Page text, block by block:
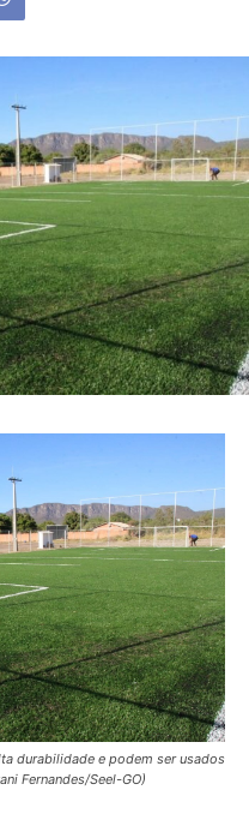
durabilidade e podem ser usados
Fernandes/Seel-GO)